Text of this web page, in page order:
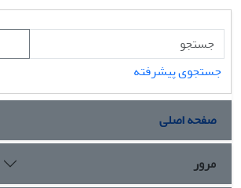
جستجوی پیشرفته
صفحه اصلی
مرور